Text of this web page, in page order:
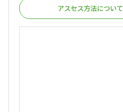
アスセス方法について